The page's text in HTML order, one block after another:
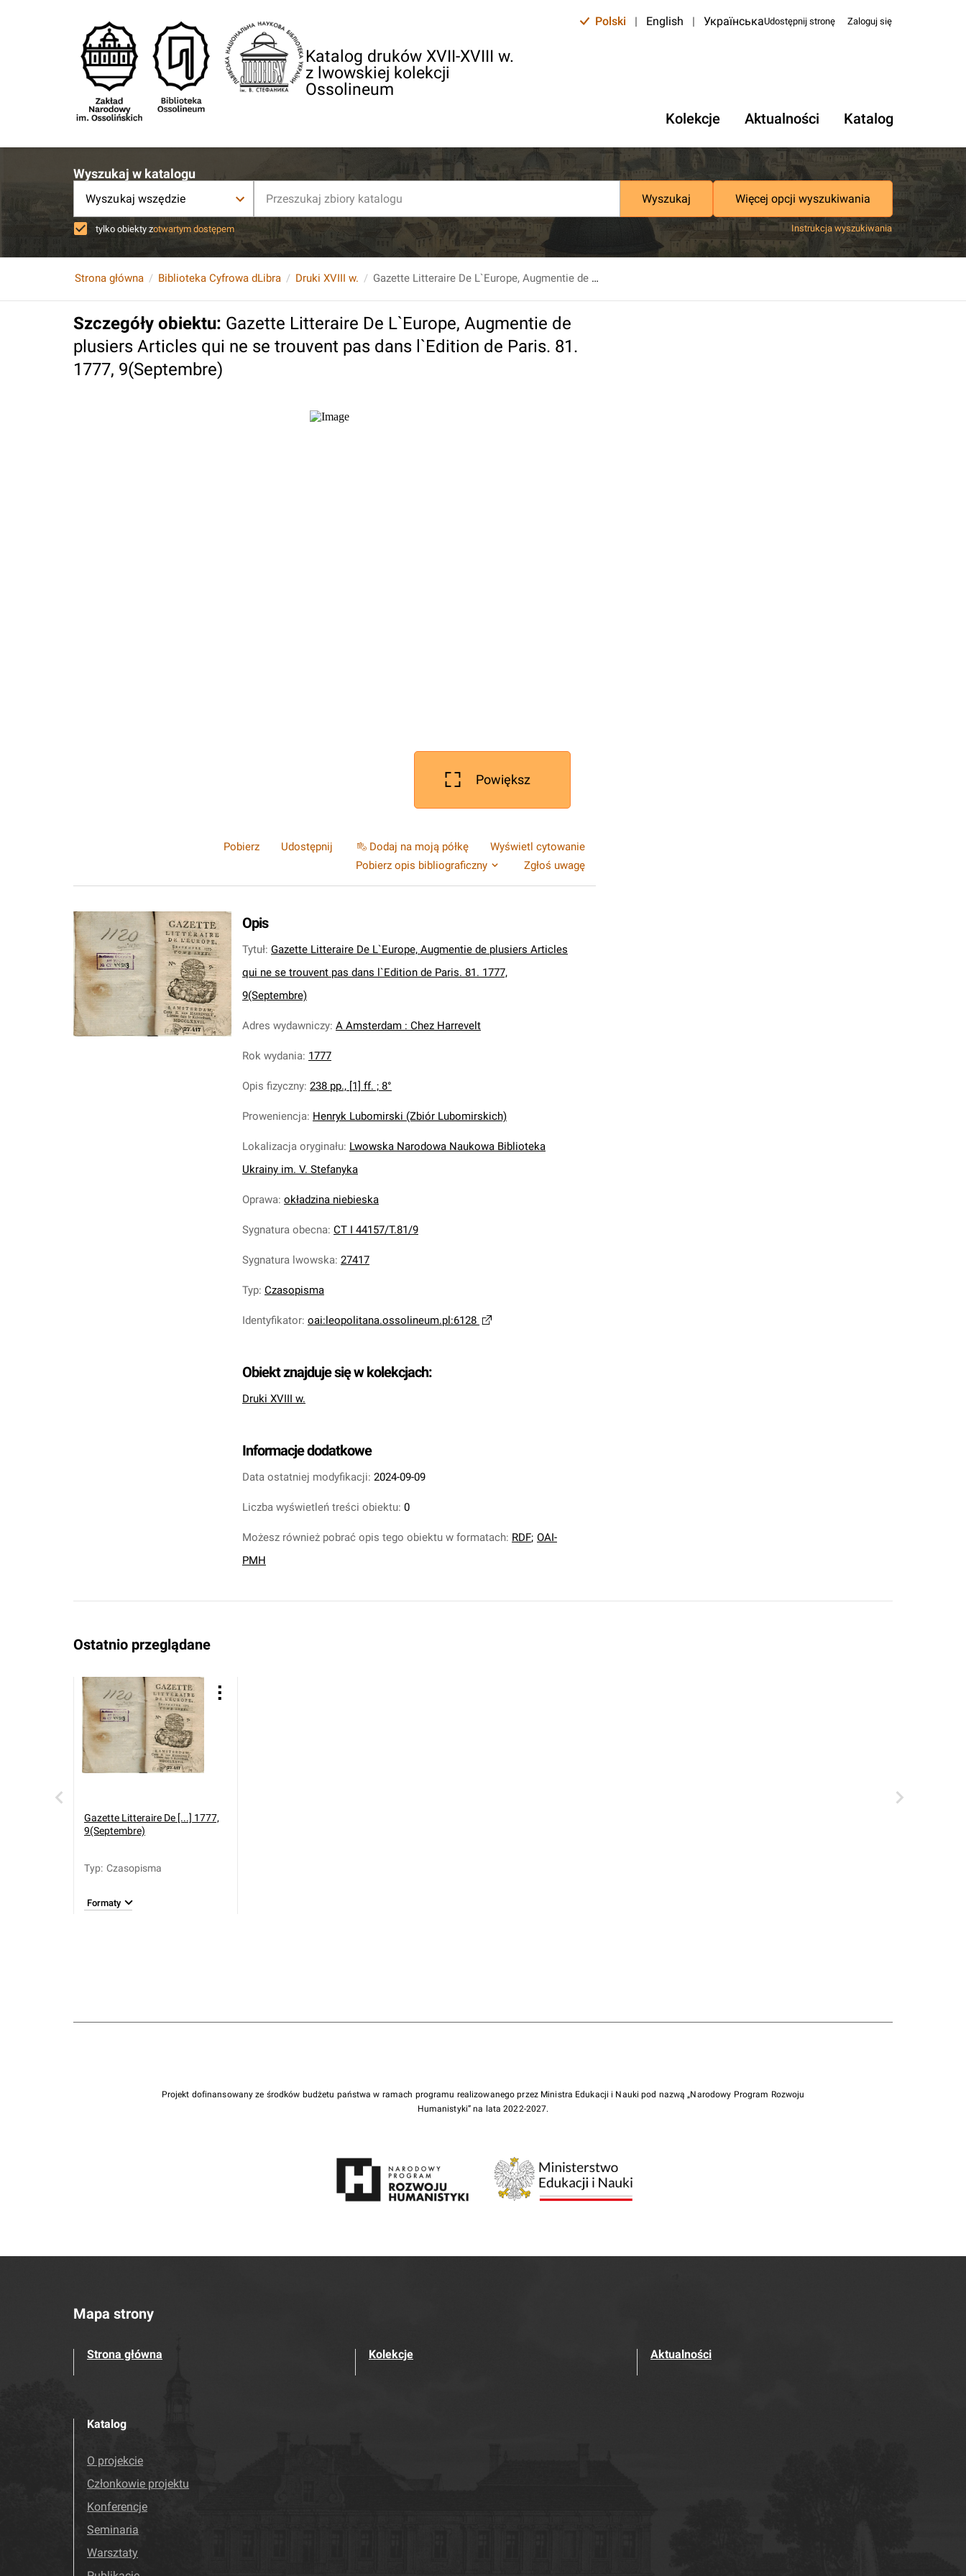
Katalog druków XVII-XVIII w.
z lwowskiej kolekcji
Ossolineum
Polski | English | УкраїнськаUdostępnij stronę Zaloguj się
Kolekcje Aktualności Katalog
Wyszukaj w katalogu
Wyszukaj wszędzie Wyszukaj Więcej opcji wyszukiwania
tylko obiekty zotwartym dostępem Instrukcja wyszukiwania
Strona główna Biblioteka Cyfrowa dLibra Druki XVIII w. Gazette Litteraire De L`Europe, Augmentie de plusiers Articles qui ne se trouvent pas dans l`Edition de Paris. 81. 1777, 9(Septembre)
Szczegóły obiektu: Gazette Litteraire De L`Europe, Augmentie de
plusiers Articles qui ne se trouvent pas dans l`Edition de Paris. 81.
1777, 9(Septembre)
Powiększ
Pobierz Udostępnij Dodaj na moją półkę
Wyświetl cytowanie
Pobierz opis bibliograficzny
Zgłoś uwagę
Opis
Tytuł: Gazette Litteraire De L`Europe, Augmentie de plusiers Articles
qui ne se trouvent pas dans l`Edition de Paris. 81. 1777,
9(Septembre)
Adres wydawniczy: A Amsterdam : Chez Harrevelt
Rok wydania: 1777
Opis fizyczny: 238 pp., [1] ff. ; 8°
Proweniencja: Henryk Lubomirski (Zbiór Lubomirskich)
Lokalizacja oryginału: Lwowska Narodowa Naukowa Biblioteka
Ukrainy im. V. Stefanyka
Oprawa: okładzina niebieska
Sygnatura obecna: CT I 44157/T.81/9
Sygnatura lwowska: 27417
Typ: Czasopisma
Identyfikator: oai:leopolitana.ossolineum.pl:6128
Obiekt znajduje się w kolekcjach:
Druki XVIII w.
Informacje dodatkowe
Data ostatniej modyfikacji: 2024-09-09
Liczba wyświetleń treści obiektu: 0
Możesz również pobrać opis tego obiektu w formatach: RDF; OAI-
PMH
Ostatnio przeglądane
Gazette Litteraire De [...] 1777,
9(Septembre)
Typ: Czasopisma
Formaty
Projekt dofinansowany ze środków budżetu państwa w ramach programu realizowanego przez Ministra Edukacji i Nauki pod nazwą „Narodowy Program Rozwoju
Humanistyki” na lata 2022-2027.
Mapa strony
Strona główna Kolekcje Aktualności
Katalog
O projekcie
Członkowie projektu
Konferencje
Seminaria
Warsztaty